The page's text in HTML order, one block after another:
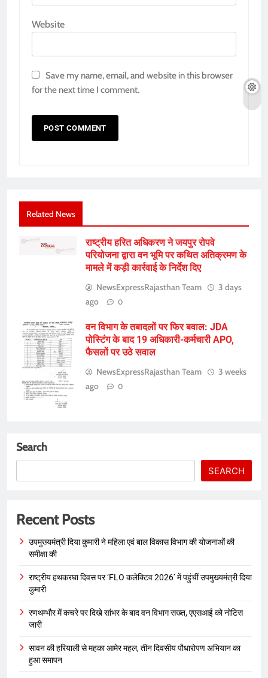
Website
Save my name, email, and website in this browser
for the next time I comment.
Related News
राष्ट्रीय हरित अधिकरण ने जयपुर रोपवे
परियोजना द्वारा वन भूमि पर कथित अतिक्रमण के
मामले में कड़ी कार्रवाई के निर्देश दिए
NewsExpressRajasthan Team
3 days
ago
0
वन विभाग के तबादलों पर फिर बवाल: JDA
पोस्टिंग के बाद 19 अधिकारी-कर्मचारी APO,
फैसलों पर उठे सवाल
NewsExpressRajasthan Team
3 weeks
ago
0
Search
SEARCH
Recent Posts
उपमुख्यमंत्री दिया कुमारी ने महिला एवं बाल विकास विभाग की योजनाओं की
समीक्षा की
राष्ट्रीय हथकरघा दिवस पर ‘FLO कलेक्टिव 2026’ में पहुंचीं उपमुख्यमंत्री दिया
कुमारी
रणथम्भौर में कचरे पर दिखे सांभर के बाद वन विभाग सख्त, एएसआई को नोटिस
जारी
सावन की हरियाली से महका आमेर महल, तीन दिवसीय पौधारोपण अभियान का
हुआ समापन